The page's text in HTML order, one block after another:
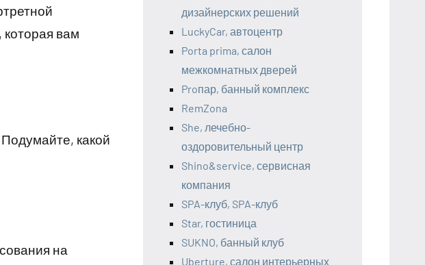
вам
какой
на
дизайнерских решений
LuckyCar, автоцентр
Porta prima, салон
межкомнатных дверей
Proпар, банный комплекс
RemZona
She, лечебно-
оздоровительный центр
Shino&service, сервисная
компания
SPA-клуб, SPA-клуб
Star, гостиница
SUKNO, банный клуб
Uberture, салон интерьерных